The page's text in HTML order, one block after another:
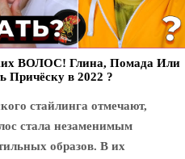
ВОЛОС! Глина, Помада Или
в 2022 ?
стайлинга отмечают,
стала незаменимым
образов. В их